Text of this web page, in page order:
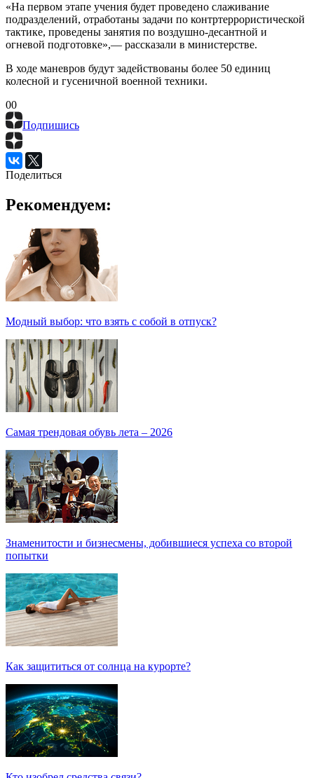
«На первом этапе учения будет проведено слаживание
подразделений, отработаны задачи по контртеррористической
тактике, проведены занятия по воздушно-десантной и
огневой подготовке»,— рассказали в министерстве.
В ходе маневров будут задействованы более 50 единиц
колесной и гусеничной военной техники.
00
Подпишись
Поделиться
Рекомендуем:
Модный выбор: что взять с собой в отпуск?
Самая трендовая обувь лета – 2026
Знаменитости и бизнесмены, добившиеся успеха со второй
попытки
Как защититься от солнца на курорте?